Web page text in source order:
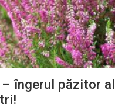
– îngerul păzitor al